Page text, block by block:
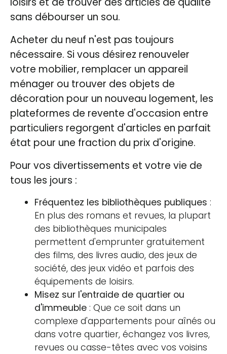
sans débourser un sou.
Acheter du neuf n'est pas toujours
nécessaire. Si vous désirez renouveler
votre mobilier, remplacer un appareil
ménager ou trouver des objets de
décoration pour un nouveau logement, les
plateformes de revente d'occasion entre
particuliers regorgent d'articles en parfait
état pour une fraction du prix d'origine.
Pour vos divertissements et votre vie de
tous les jours :
Fréquentez les bibliothèques publiques :
En plus des romans et revues, la plupart
des bibliothèques municipales
permettent d'emprunter gratuitement
des films, des livres audio, des jeux de
société, des jeux vidéo et parfois des
équipements de loisirs.
Misez sur l'entraide de quartier ou
d'immeuble : Que ce soit dans un
complexe d'appartements pour aînés ou
dans votre quartier, échangez vos livres,
revues ou casse-têtes avec vos voisins